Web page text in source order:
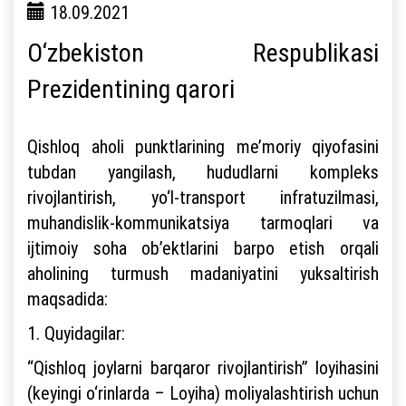
18.09.2021
O‘zbekiston Respublikasi
Prezidentining qarori
Qishloq aholi punktlarining me’moriy qiyofasini
tubdan yangilash, hududlarni kompleks
rivojlantirish, yo‘l-transport infratuzilmasi,
muhandislik-kommunikatsiya tarmoqlari va
ijtimoiy soha ob’ektlarini barpo etish orqali
aholining turmush madaniyatini yuksaltirish
maqsadida:
1. Quyidagilar:
“Qishloq joylarni barqaror rivojlantirish” loyihasini
(keyingi o‘rinlarda – Loyiha) moliyalashtirish uchun